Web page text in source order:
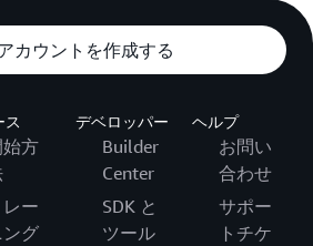
カウントを作成する
ス
始方
レー
ング
デベロッパー
Builder
Center
SDK と
ツール
ヘルプ
お問い
合わせ
サポー
トチケ